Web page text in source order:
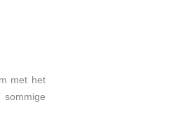
met het
sommige